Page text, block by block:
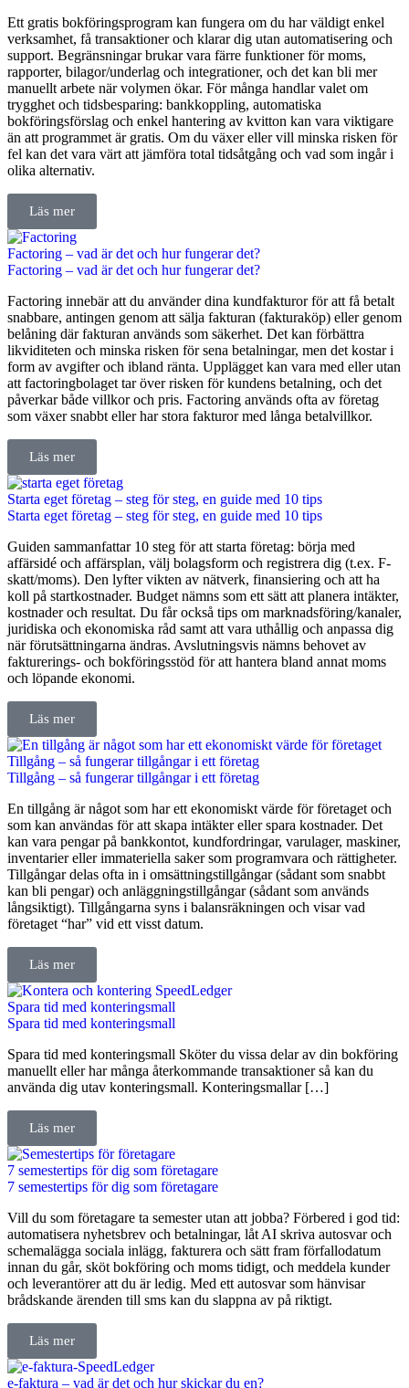
Ett gratis bokföringsprogram kan fungera om du har väldigt enkel
verksamhet, få transaktioner och klarar dig utan automatisering och
support. Begränsningar brukar vara färre funktioner för moms,
rapporter, bilagor/underlag och integrationer, och det kan bli mer
manuellt arbete när volymen ökar. För många handlar valet om
trygghet och tidsbesparing: bankkoppling, automatiska
bokföringsförslag och enkel hantering av kvitton kan vara viktigare
än att programmet är gratis. Om du växer eller vill minska risken för
fel kan det vara värt att jämföra total tidsåtgång och vad som ingår i
olika alternativ.
Läs mer
Factoring – vad är det och hur fungerar det?
Factoring – vad är det och hur fungerar det?
Factoring innebär att du använder dina kundfakturor för att få betalt
snabbare, antingen genom att sälja fakturan (fakturaköp) eller genom
belåning där fakturan används som säkerhet. Det kan förbättra
likviditeten och minska risken för sena betalningar, men det kostar i
form av avgifter och ibland ränta. Upplägget kan vara med eller utan
att factoringbolaget tar över risken för kundens betalning, och det
påverkar både villkor och pris. Factoring används ofta av företag
som växer snabbt eller har stora fakturor med långa betalvillkor.
Läs mer
Starta eget företag – steg för steg, en guide med 10 tips
Starta eget företag – steg för steg, en guide med 10 tips
Guiden sammanfattar 10 steg för att starta företag: börja med
affärsidé och affärsplan, välj bolagsform och registrera dig (t.ex. F-
skatt/moms). Den lyfter vikten av nätverk, finansiering och att ha
koll på startkostnader. Budget nämns som ett sätt att planera intäkter,
kostnader och resultat. Du får också tips om marknadsföring/kanaler,
juridiska och ekonomiska råd samt att vara uthållig och anpassa dig
när förutsättningarna ändras. Avslutningsvis nämns behovet av
fakturerings- och bokföringsstöd för att hantera bland annat moms
och löpande ekonomi.
Läs mer
Tillgång – så fungerar tillgångar i ett företag
Tillgång – så fungerar tillgångar i ett företag
En tillgång är något som har ett ekonomiskt värde för företaget och
som kan användas för att skapa intäkter eller spara kostnader. Det
kan vara pengar på bankkontot, kundfordringar, varulager, maskiner,
inventarier eller immateriella saker som programvara och rättigheter.
Tillgångar delas ofta in i omsättningstillgångar (sådant som snabbt
kan bli pengar) och anläggningstillgångar (sådant som används
långsiktigt). Tillgångarna syns i balansräkningen och visar vad
företaget “har” vid ett visst datum.
Läs mer
Spara tid med konteringsmall
Spara tid med konteringsmall
Spara tid med konteringsmall Sköter du vissa delar av din bokföring
manuellt eller har många återkommande transaktioner så kan du
använda dig utav konteringsmall. Konteringsmallar […]
Läs mer
7 semestertips för dig som företagare
7 semestertips för dig som företagare
Vill du som företagare ta semester utan att jobba? Förbered i god tid:
automatisera nyhetsbrev och betalningar, låt AI skriva autosvar och
schemalägga sociala inlägg, fakturera och sätt fram förfallodatum
innan du går, sköt bokföring och moms tidigt, och meddela kunder
och leverantörer att du är ledig. Med ett autosvar som hänvisar
brådskande ärenden till sms kan du slappna av på riktigt.
Läs mer
e-faktura – vad är det och hur skickar du en?